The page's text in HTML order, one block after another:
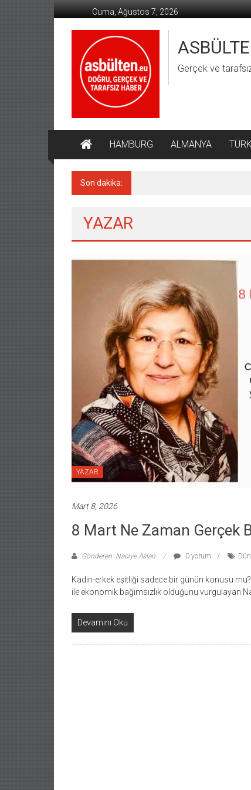
geç
Cuma, Ağustos 7, 2026
Gerçek ve
HAMBURG ALMANYA
Son dakika:
YAZAR
YAZAR
Mart 8, 2026
8 Mart Ne Zaman Gerçek
Gönderen: Naciye Aslan 0 yorum
Kadın-erkek eşitliği sadece bir günün konusu mu?
ile ekonomik bağımsızlık olduğunu vurgulayan
Devamını Oku